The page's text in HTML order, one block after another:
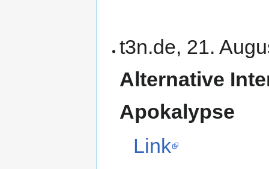
t3n.de, 21.
Alternative
Apokalypse
Link